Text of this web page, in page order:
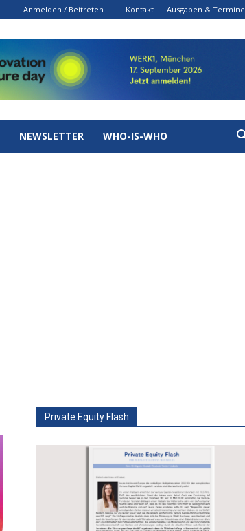
Anmelden / Beitreten Kontakt Ausgaben & Termine
NEWSLETTER WHO-IS-WHO
Private Equity Flash